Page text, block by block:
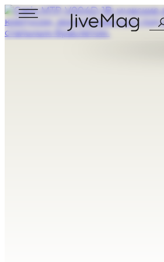
...